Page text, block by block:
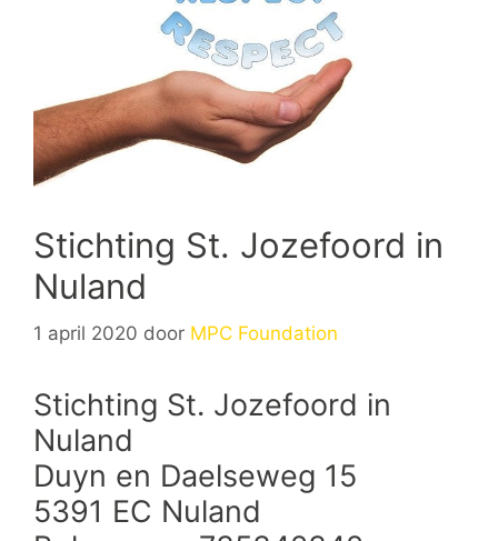
Stichting St. Jozefoord in
Nuland
1 april 2020 door MPC Foundation
Stichting St. Jozefoord in
Nuland
Duyn en Daelseweg 15
5391 EC Nuland